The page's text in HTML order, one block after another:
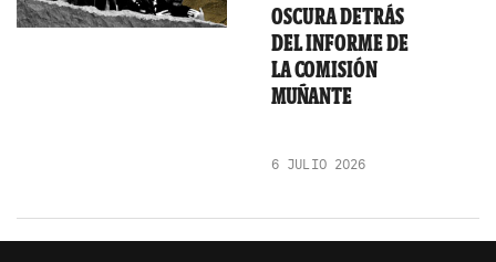
OSCURA DETRÁS
DEL INFORME DE
LA COMISIÓN
MUÑANTE
6 JULIO 2026